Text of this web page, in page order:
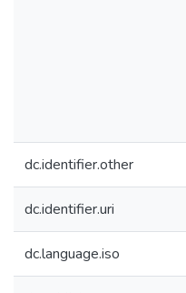
dc.identifier.other
dc.identifier.uri
dc.language.iso